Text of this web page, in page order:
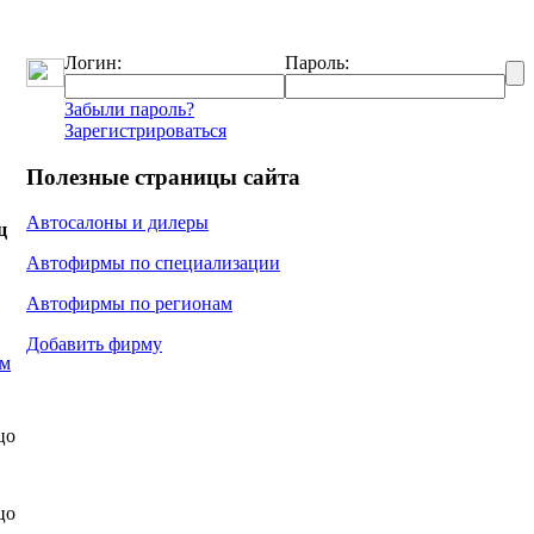
Логин: Пароль:
Забыли пароль?
Зарегистрироваться
Полезные страницы сайта
Автосалоны и дилеры
Автофирмы по специализации
Автофирмы по регионам
Добавить фирму